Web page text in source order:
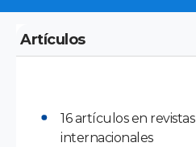
Artículos
16 artículos en
internacionales